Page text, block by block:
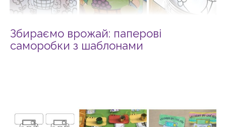
Збираємо врожай: паперові
саморобки з шаблонами